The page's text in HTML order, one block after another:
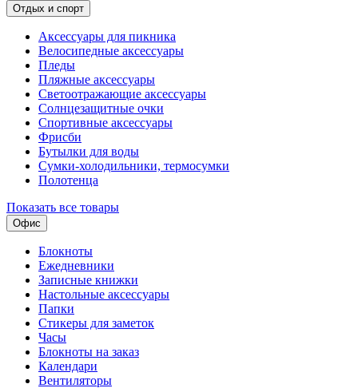
Отдых и спорт
Аксессуары для пикника
Велосипедные аксессуары
Пледы
Пляжные аксессуары
Светоотражающие аксессуары
Солнцезащитные очки
Спортивные аксессуары
Фрисби
Бутылки для воды
Сумки-холодильники, термосумки
Полотенца
Показать все товары
Офис
Блокноты
Ежедневники
Записные книжки
Настольные аксессуары
Папки
Стикеры для заметок
Часы
Блокноты на заказ
Календари
Вентиляторы